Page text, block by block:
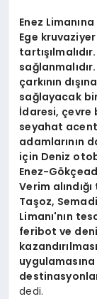
Enez
Ege
çarkının
sağlayacak
İdaresi, çevre
seyahat
adamlarının
için Deniz
Enez-
Verim
Taşoz,
Limanı'nın
feribot ve
kazandırılması
dedi.